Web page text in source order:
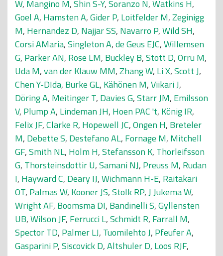
W, Mangino M,Shin S-Y,Soranzo N,Watkins H,
Goel A, Hamsten A,Gider P, Loitfelder M,Zeginigg
M, Hernandez D, Najjar SS, Navarro P,Wild SH,
Corsi AMaria,Singleton A,de Geus EJC,Willemsen
G, Parker AN, Rose LM, Buckley B,Stott D,Orru M,
Uda M,van der Klauw MM,Zhang W, Li X,Scott J,
Chen Y-DIda, Burke GL, Kähönen M,Viikari J,
Döring A, Meitinger T, Davies G,Starr JM, Emilsson
V, Plump A, Lindeman JH, Hoen PAC 't, König IR,
Felix JF,Clarke R, Hopewell JC,Ongen H, Breteler
M, Debette S, Destefano AL, Fornage M, Mitchell
GF,Smith NL, Holm H,Stefansson K, Thorleifsson
G, Thorsteinsdottir U,Samani NJ, Preuss M, Rudan
I, Hayward C, Deary IJ,Wichmann H-E, Raitakari
OT, Palmas W, Kooner JS,Stolk RP,J Jukema W,
Wright AF, Boomsma DI, Bandinelli S,Gyllensten
UB,Wilson JF, Ferrucci L,Schmidt R, Farrall M,
Spector TD, Palmer LJ, Tuomilehto J, Pfeufer A,
Gasparini P,Siscovick D,Altshuler D, Loos RJF,